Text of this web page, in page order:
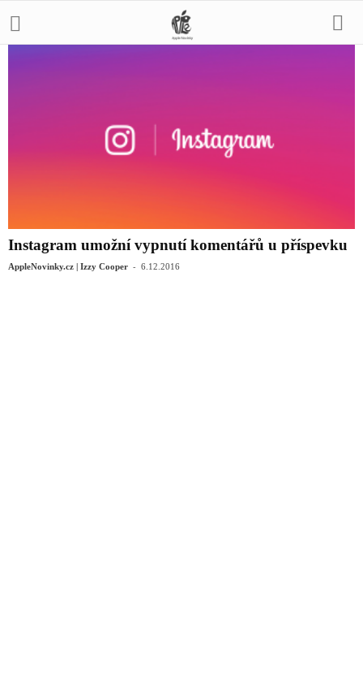
Instagram umožní vypnutí komentářů u příspevku
AppleNovinky.cz | Izzy Cooper - 6.12.2016